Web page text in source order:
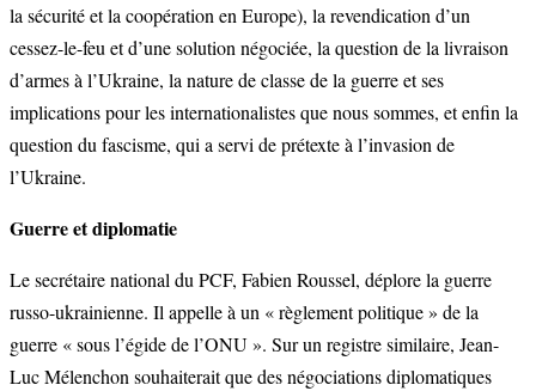
la sécurité et la coopération en Europe), la revendication d’un
cessez-le-feu et d’une solution négociée, la question de la livraison
d’armes à l’Ukraine, la nature de classe de la guerre et ses
implications pour les internationalistes que nous sommes, et enfin la
question du fascisme, qui a servi de prétexte à l’invasion de
l’Ukraine.
Guerre et diplomatie
Le secrétaire national du PCF, Fabien Roussel, déplore la guerre
russo-ukrainienne. Il appelle à un « règlement politique » de la
guerre « sous l’égide de l’ONU ». Sur un registre similaire, Jean-
Luc Mélenchon souhaiterait que des négociations diplomatiques